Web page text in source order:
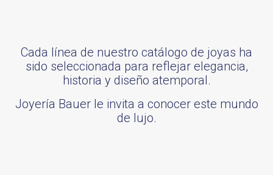
Cada línea de nuestro catálogo de joyas ha
sido seleccionada para reflejar elegancia,
historia y diseño atemporal.
Joyería Bauer le invita a conocer este mundo
de lujo.